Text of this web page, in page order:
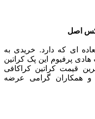
اصل
ای که دارد. خریدی به
پرفیوم این پک کراتین
قیمت کراتین کراکافی
همکاران گرامی عرضه